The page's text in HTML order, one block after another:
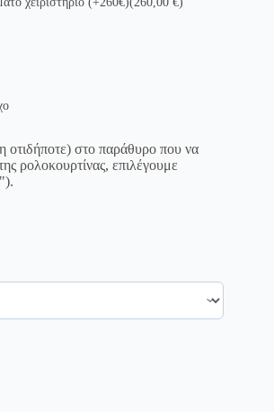
οτιδήποτε) στο παράθυρο που να
ρολοκουρτίνας, επιλέγουμε